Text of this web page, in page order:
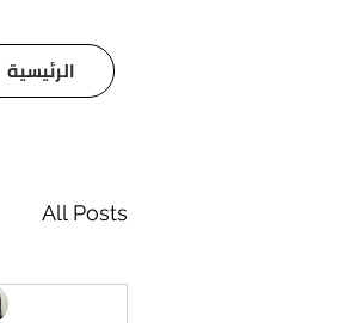
الرئيسية
All Posts